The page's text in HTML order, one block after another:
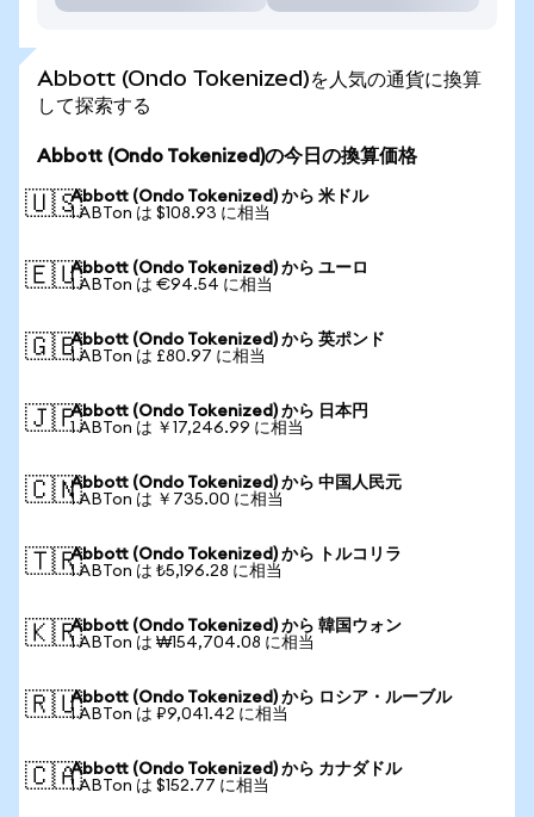
Abbott (Ondo Tokenized)を人気の通貨に換算
して探索する
Abbott (Ondo Tokenized)の今日の換算価格
🇺🇸Abbott (Ondo Tokenized) から 米ドル
1 ABTon は $108.93 に相当
🇪🇺Abbott (Ondo Tokenized) から ユーロ
1 ABTon は €94.54 に相当
🇬🇧Abbott (Ondo Tokenized) から 英ポンド
1 ABTon は £80.97 に相当
🇯🇵Abbott (Ondo Tokenized) から 日本円
1 ABTon は ￥17,246.99 に相当
🇨🇳Abbott (Ondo Tokenized) から 中国人民元
1 ABTon は ￥735.00 に相当
🇹🇷Abbott (Ondo Tokenized) から トルコリラ
1 ABTon は ₺5,196.28 に相当
🇰🇷Abbott (Ondo Tokenized) から 韓国ウォン
1 ABTon は ₩154,704.08 に相当
🇷🇺Abbott (Ondo Tokenized) から ロシア・ルーブル
1 ABTon は ₽9,041.42 に相当
🇨🇦Abbott (Ondo Tokenized) から カナダドル
1 ABTon は $152.77 に相当